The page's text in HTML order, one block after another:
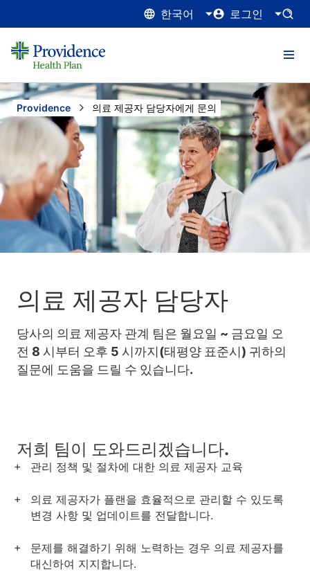
한국어 로그인
Providence Current:
의료 제공자 담당자에게 문의
의료 제공자 담당자
당사의 의료 제공자 관계 팀은 월요일 ~ 금요일 오
전 8 시부터 오후 5 시까지(태평양 표준시) 귀하의
질문에 도움을 드릴 수 있습니다.
저희 팀이 도와드리겠습니다.
관리 정책 및 절차에 대한 의료 제공자 교육
의료 제공자가 플랜을 효율적으로 관리할 수 있도록
변경 사항 및 업데이트를 전달합니다.
문제를 해결하기 위해 노력하는 경우 의료 제공자를
대신하여 지지합니다.